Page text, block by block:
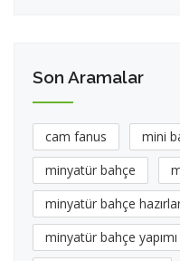
Son Aramalar
cam fanus mini
minyatür bahçe
minyatür bahçe
minyatür bahçe yapımı